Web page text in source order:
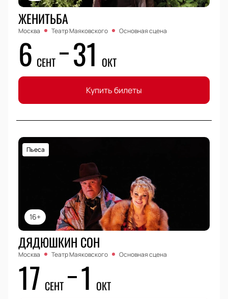
ЖЕНИТЬБА
Москва Театр Маяковского Основная сцена
6 СЕНТ 31 ОКТ
Купить билеты
16+
Пьеса
ДЯДЮШКИН СОН
Москва Театр Маяковского Основная сцена
17 СЕНТ 1 ОКТ